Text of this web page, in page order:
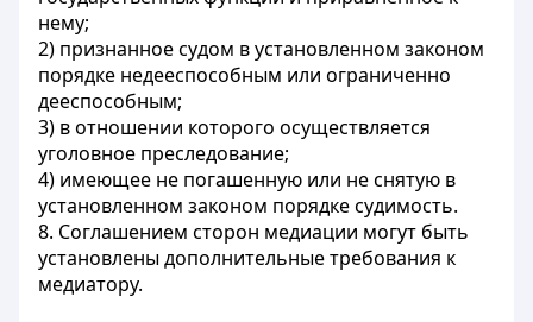
нему;
2) признанное судом в установленном законом
порядке недееспособным или ограниченно
дееспособным;
3) в отношении которого осуществляется
уголовное преследование;
4) имеющее не погашенную или не снятую в
установленном законом порядке судимость.
8. Соглашением сторон медиации могут быть
установлены дополнительные требования к
медиатору.